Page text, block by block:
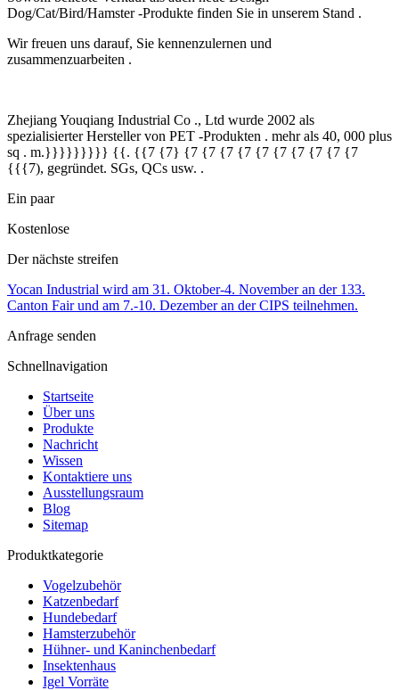
Dog/Cat/Bird/Hamster -Produkte finden Sie in unserem Stand .
Wir freuen uns darauf, Sie kennenzulernen und
zusammenzuarbeiten .
Zhejiang Youqiang Industrial Co ., Ltd wurde 2002 als
spezialisierter Hersteller von PET -Produkten . mehr als 40, 000 plus
sq . m.}}}}}}}}} {{. {{7 {7} {7 {7 {7 {7 {7 {7 {7 {7 {7 {7
{{{7), gegründet. SGs, QCs usw. .
Ein paar
Kostenlose
Der nächste streifen
Yocan Industrial wird am 31. Oktober-4. November an der 133.
Canton Fair und am 7.-10. Dezember an der CIPS teilnehmen.
Anfrage senden
Schnellnavigation
Startseite
Über uns
Produkte
Nachricht
Wissen
Kontaktiere uns
Ausstellungsraum
Blog
Sitemap
Produktkategorie
Vogelzubehör
Katzenbedarf
Hundebedarf
Hamsterzubehör
Hühner- und Kaninchenbedarf
Insektenhaus
Igel Vorräte